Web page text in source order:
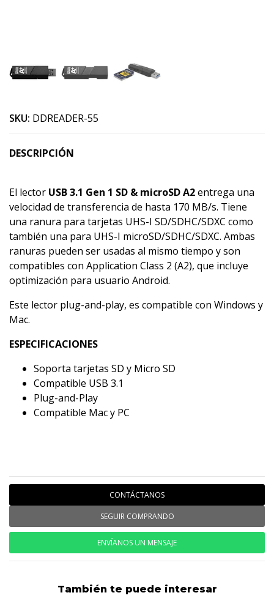
SKU: DDREADER-55
DESCRIPCIÓN
El lector USB 3.1 Gen 1 SD & microSD A2entrega una
velocidad de transferencia de hasta 170 MB/s. Tiene
una ranura para tarjetas UHS-I SD/SDHC/SDXC como
también una para UHS-I microSD/SDHC/SDXC. Ambas
ranuras pueden ser usadas al mismo tiempo y son
compatibles con Application Class 2 (A2), que incluye
optimización para usuario Android.
Este lector plug-and-play, es compatible con Windows y
Mac.
ESPECIFICACIONES
Soporta tarjetas SD y Micro SD
Compatible USB 3.1
Plug-and-Play
Compatible Mac y PC
CONTÁCTANOS
SEGUIR COMPRANDO
ENVÍANOS UN MENSAJE
También te puede interesar